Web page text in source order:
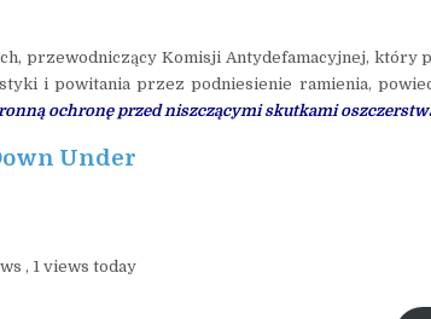
przewodniczący Komisji Antydefamacyjnej, który
i powitania przez podniesienie ramienia,
ochronę przed niszczącymi skutkami
Under
, 1 views today